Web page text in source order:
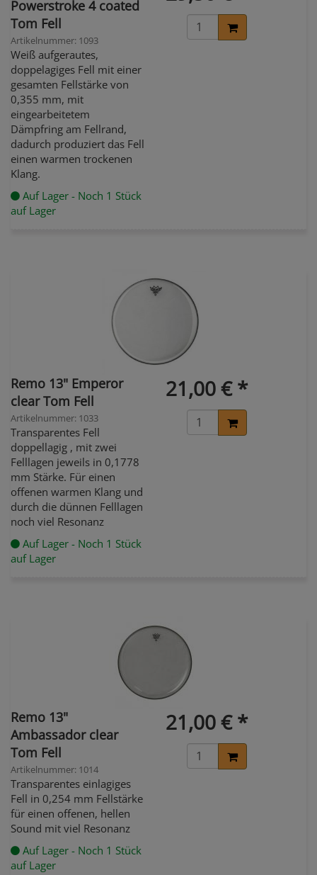
Powerstroke 4 coated
Tom Fell
Artikelnummer: 1093
Weiß aufgerautes,
doppelagiges Fell mit einer
gesamten Fellstärke von
0,355 mm, mit
eingearbeitetem
Dämpfring am Fellrand,
dadurch produziert das Fell
einen warmen trockenen
Klang.
Auf Lager - Noch 1 Stück
auf Lager
Remo 13" Emperor
clear Tom Fell
Artikelnummer: 1033
Transparentes Fell
doppellagig , mit zwei
Felllagen jeweils in 0,1778
mm Stärke. Für einen
offenen warmen Klang und
durch die dünnen Felllagen
noch viel Resonanz
Auf Lager - Noch 1 Stück
auf Lager
21,00 € *
Remo 13"
Ambassador clear
Tom Fell
Artikelnummer: 1014
Transparentes einlagiges
Fell in 0,254 mm Fellstärke
für einen offenen, hellen
Sound mit viel Resonanz
Auf Lager - Noch 1 Stück
auf Lager
21,00 € *